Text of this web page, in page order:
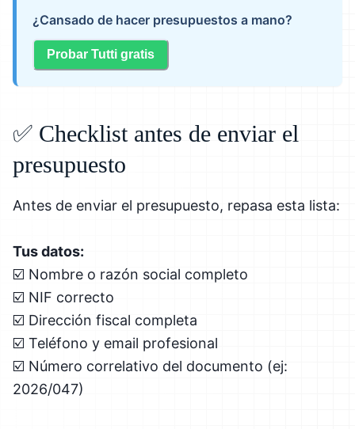
¿Cansado de hacer presupuestos a mano?
Probar Tutti gratis
✅ Checklist antes de enviar el
presupuesto
Antes de enviar el presupuesto, repasa esta lista:
Tus datos:
☑️ Nombre o razón social completo
☑️ NIF correcto
☑️ Dirección fiscal completa
☑️ Teléfono y email profesional
☑️ Número correlativo del documento (ej:
2026/047)